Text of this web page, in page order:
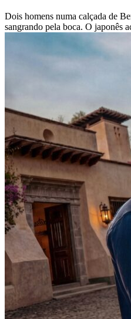
Dois homens numa calçada de
sangrando pela boca. O japonês